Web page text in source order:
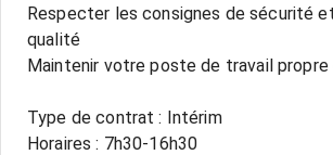
Respecter les consignes de sécurité
qualité
Maintenir votre poste de travail propre
Type de contrat : Intérim
Horaires : 7h30-16h30